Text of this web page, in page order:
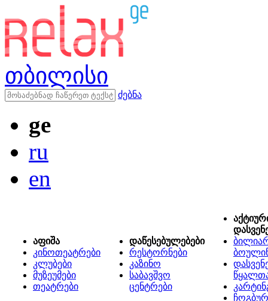
თბილისი
ძებნა
ge
ru
en
აფიშა
კინოთეატრები
კლუბები
მუზეუმები
თეატრები
დაწესებულებები
რესტორნები
კაზინო
საბავშვო
ცენტრები